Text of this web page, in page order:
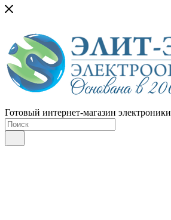
Готовый интернет-магазин электроники